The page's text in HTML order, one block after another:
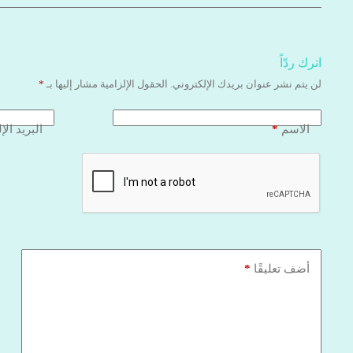
اترك ردّاً
لن يتم نشر عنوان بريدك الإلكتروني. الحقول الإلزامية مشار إليها بـ *
الاسم* البريد
أضف تعليقًا *